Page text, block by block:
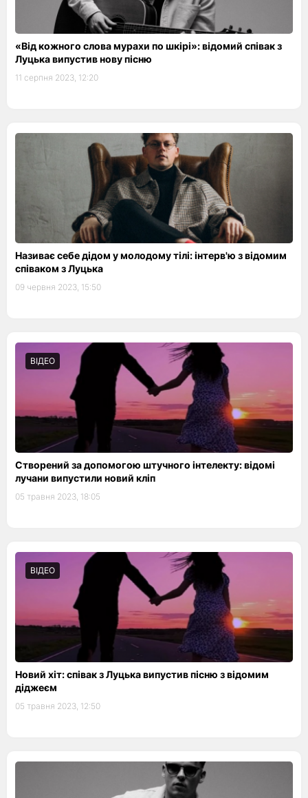
«Від кожного слова мурахи по шкірі»: відомий співак з
Луцька випустив нову пісню
11 серпня 2023, 12:20
Називає себе дідом у молодому тілі: інтерв'ю з відомим
співаком з Луцька
09 червня 2023, 15:50
ВІДЕО
Створений за допомогою штучного інтелекту: відомі
лучани випустили новий кліп
05 травня 2023, 18:05
ВІДЕО
Новий хіт: співак з Луцька випустив пісню з відомим
діджеєм
05 травня 2023, 12:50